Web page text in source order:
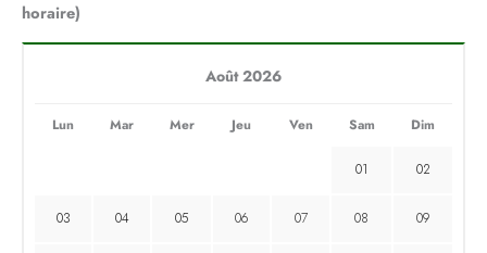
horaire)
Août 2026
Lun Mar Mer Jeu Ven Sam Dim
01 02
03 04 05 06 07 08 09